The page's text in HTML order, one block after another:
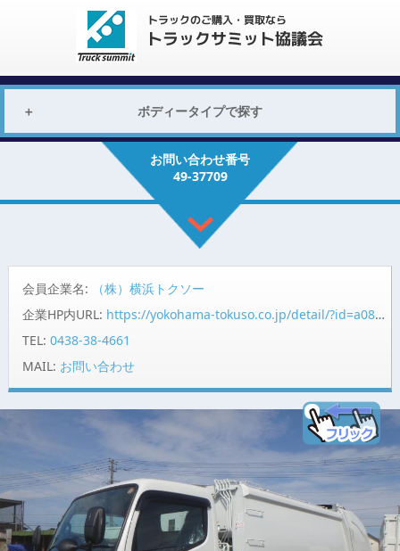
ボディータイプで探す
お問い合わせ番号
49-37709
会員企業名:
（株）横浜トクソー
企業HP内URL: https://yokohama-tokuso.co.jp/detail/?id=a08fP00000jQjpBQAS
TEL: 0438-38-4661
MAIL: お問い合わせ